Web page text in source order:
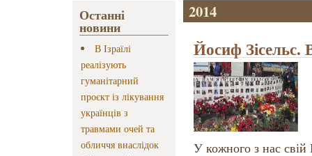
Останні
новини
В Ізраїлі
реалізують
гуманітарний
проєкт із лікування
українців з
травмами очей та
обличчя внаслідок
2014
Йосиф Зісельс.
У кожного з нас